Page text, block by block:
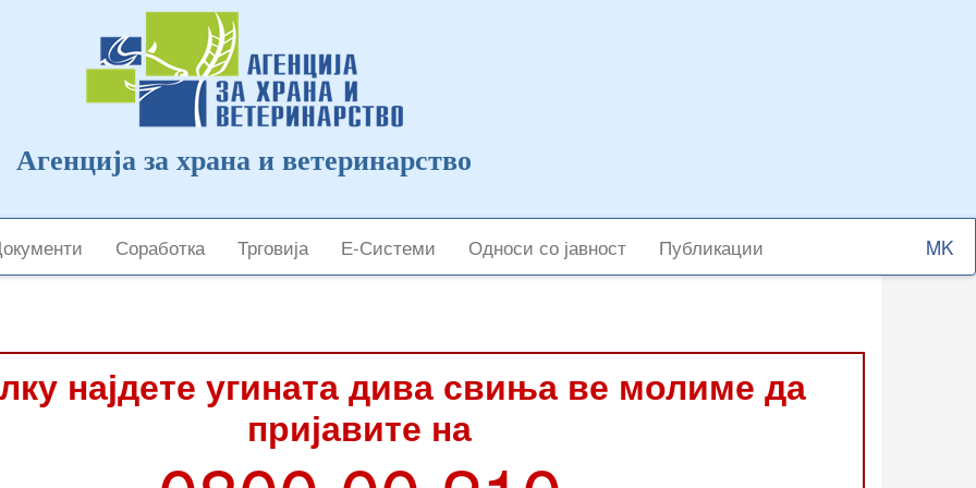
Агенција за храна и ветеринарство
Соработка Трговија Е-Системи Односи со јавност Публикации
Select
your
најдете угината дива свиња ве молиме да
пријавите на